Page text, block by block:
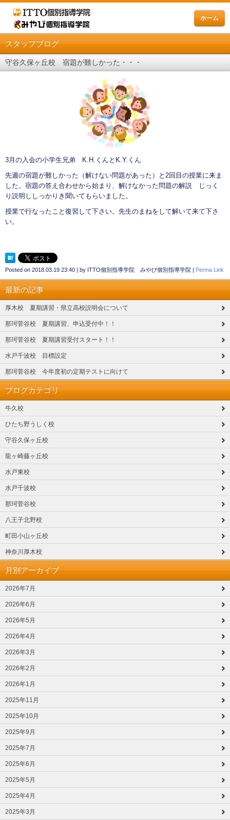
ホーム
スタッフブログ
守谷久保ヶ丘校 宿題が難しかった・・・
3月の入会の小学生兄弟 K.H.くんとK.Y.くん
先週の宿題が難しかった（解けない問題があった）と2回目の授業に来ま
した。宿題の答え合わせから始まり、解けなかった問題の解説 じっく
り説明ししっかりき聞いてもらいました。
授業で行なったこと復習して下さい。先生のまねをして解いて来て下さ
い。
Posted on 2018.03.19 23:40 | by ITTO個別指導学院 みやび個別指導学院 | Perma Link
最新の記事
厚木校 夏期講習・県立高校説明会について
那珂菅谷校 夏期講習、申込受付中！！
那珂菅谷校 夏期講習受付スタート！！
水戸千波校 目標設定
那珂菅谷校 今年度初の定期テストに向けて
ブログカテゴリ
牛久校
ひたち野うしく校
守谷久保ヶ丘校
龍ヶ崎藤ヶ丘校
水戸東校
水戸千波校
那珂菅谷校
八王子北野校
町田小山ヶ丘校
神奈川厚木校
月別アーカイブ
2026年7月
2026年6月
2026年5月
2026年4月
2026年3月
2026年2月
2026年1月
2025年11月
2025年10月
2025年9月
2025年7月
2025年6月
2025年5月
2025年4月
2025年3月